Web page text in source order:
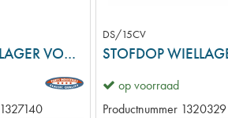
DRAAGARMLAGER VOOR/ACHTER
1327140
DS/15CV
op voorraad
Productnummer 1320329